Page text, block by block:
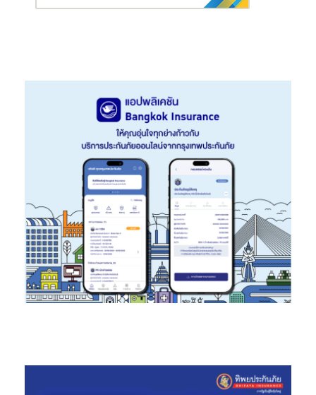
สำหรับธุรกิจสินเชื่อส่วนบุคคลบัตรกดเงินสด “เคทีซี พราว”ตั้งเป้า
เติบโตที่ 3% เน้นขยายฐานสมาชิกใหม่ผ่านพันธมิตรธุรกิจต่างๆ เพื่อ
เพิ่มโอกาสเข้าถึงสินเชื่อผ่านช่องทางสมัครสินเชื่อออนไลน์ E-
Application ที่ลูกค้าสามารถทำรายการได้ด้วยตนเอง รู้ผลอนุมัติ
พร้อมรับเงินโอนเข้าบัญชีภายใน 30นาที พร้อมสร้างประสบการณ์
การใช้งานให้กับสมาชิกผ่านฟังก์ชัน “รูด โอน กด ผ่อน” ครบจบในบัตร
เดียว และสานต่อโครงการ “เคลียร์หนี้” เพื่อเสริมวินัยทางการเงินแก่
สมาชิก ส่วนสินเชื่อ“เคทีซี พี่เบิ้ม รถแลกเงิน”ตั้งเป้าการเติบโตที่
3,000 ล้านบาท เน้นขยายพอร์ตสินเชื่อคุณภาพผ่านสาขาธนาคาร
กรุงไทยตัวแทนจำหน่าย และพันธมิตรธุรกิจต่างๆ เน้นเจาะกลุ่มลูกค้าที่
มีรายได้ประจำและเจ้าของกิจการขนาดเล็กที่เป็นเจ้าของรถยนต์หรือ
รถจักรยานยนต์ และกำลังมองหาสินเชื่อให้สามารถเข้าถึงแหล่งเงินทุน
ในระบบได้ง่ายและปลอดภัย พร้อมรับวงเงินใหญ่สูงสุด 100% ของ
ราคาประเมิน อนุมัติไวภายใน 1 ชั่วโมง รับเงินทันที โดยไม่ต้องมีคนค้ำ
ทางการเงินที่ตอบโจทย์ผู้ใช้บริการอย่างมีประสิทธิภาพและรับผิดชอบ
ต่อสังคม เพื่อสร้างความแข็งแกร่งทางการเงินอย่างยั่งยืน และธุรกิจ